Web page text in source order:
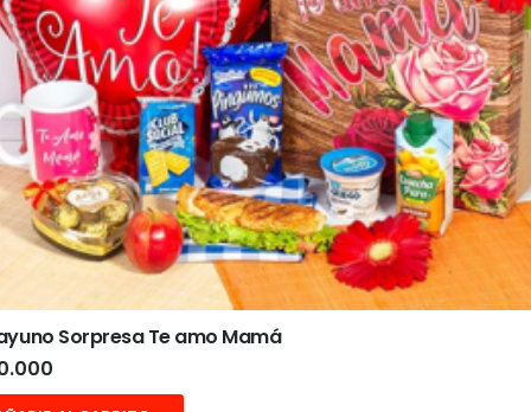
Sorpresa Te amo Mamá